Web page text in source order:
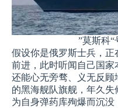
”莫斯科“
假设你是俄罗斯士兵，
前进，此时听闻自己国
还能心无旁骛、义无反
的黑海舰队旗舰，年久失
为自身弹药库殉爆而沉